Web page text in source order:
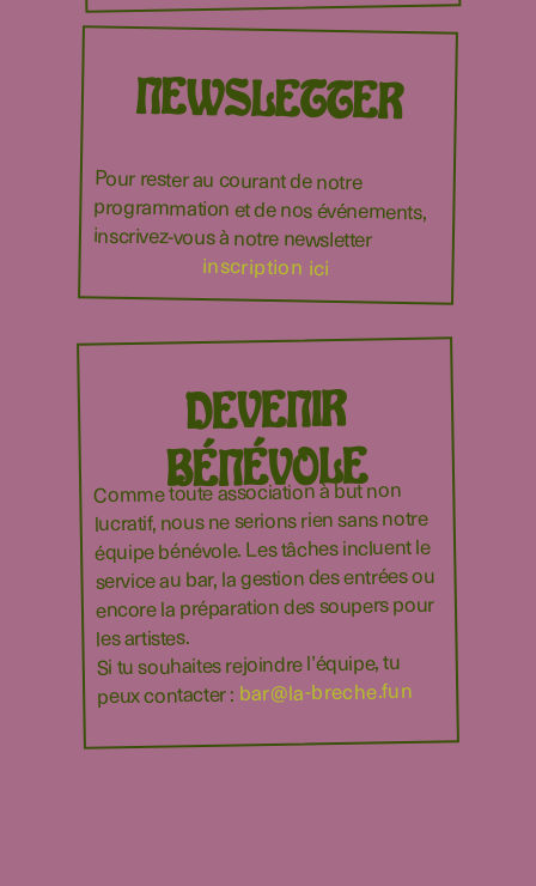
NEWSLETTER
Pour rester au courant de notre
programmation et de nos événements,
inscrivez-vous à notre newsletter
inscription ici
DEVENIR
BÉNÉVOLE
Comme toute association à but non
lucratif, nous ne serions rien sans notre
équipe bénévole. Les tâches incluent le
service au bar, la gestion des entrées ou
encore la préparation des soupers pour
les artistes.
Si tu souhaites rejoindre l’équipe, tu
peux contacter : bar@la-breche.fun